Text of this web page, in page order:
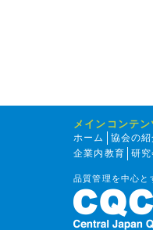
メインコンテン
ホーム 協会の紹
企業内教育
研究
品質管理を中心と